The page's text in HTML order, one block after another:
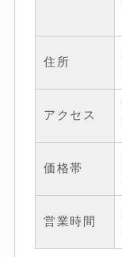
住所
アクセス
価格帯
営業時間